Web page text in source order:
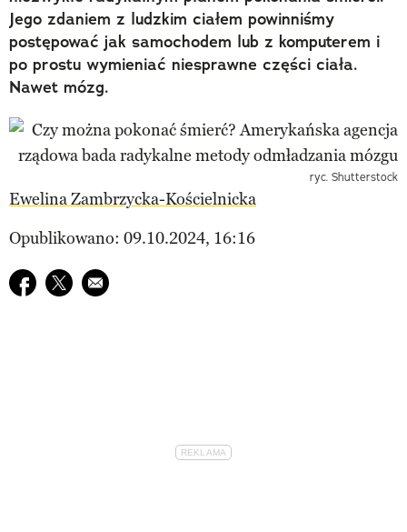
Jego zdaniem z ludzkim ciałem powinniśmy
postępować jak samochodem lub z komputerem i
po prostu wymieniać niesprawne części ciała.
Nawet mózg.
ryc. Shutterstock
Ewelina Zambrzycka-Kościelnicka
Opublikowano: 09.10.2024, 16:16
Udostępnij na facebook
Udostępnij na twitter
E-mail do przyjaciela